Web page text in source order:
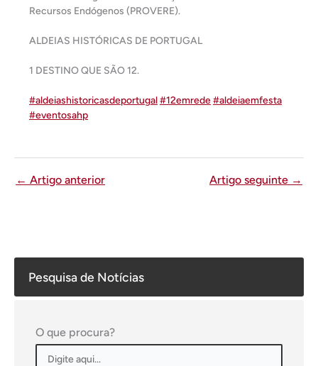
Pesquisa de Notícias
O que procura?
Recursos Endógenos (PROVERE).
ALDEIAS HISTÓRICAS DE PORTUGAL
1 DESTINO QUE SÃO 12.
#aldeiashistoricasdeportugal#12emrede#aldeiaemfesta
#eventosahp
← Artigo anterior Artigo seguinte →